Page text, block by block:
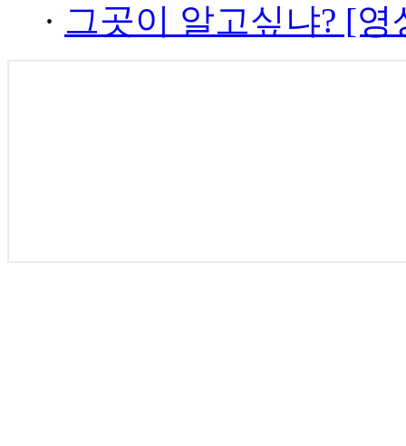
· 그곳이 알고싶냐? [